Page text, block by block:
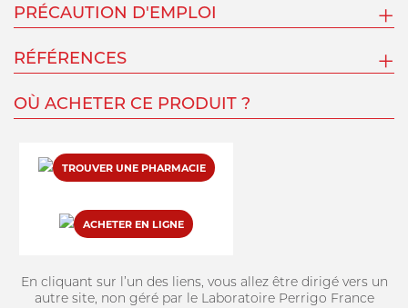
PRÉCAUTION D'EMPLOI
RÉFÉRENCES
OÙ ACHETER CE PRODUIT ?
TROUVER UNE PHARMACIE
ACHETER EN LIGNE
En cliquant sur l’un des liens, vous allez être dirigé vers un
autre site, non géré par le Laboratoire Perrigo France